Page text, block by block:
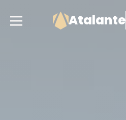
Atalante